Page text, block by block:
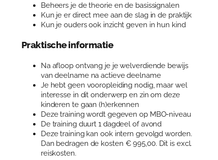
Beheers je de theorie en de basissignalen
Kun je er direct mee aan de slag in de praktijk
Kun je ouders ook inzicht geven in hun kind
Praktische informatie
Na afloop ontvang je je welverdiende bewijs
van deelname na actieve deelname
Je hebt geen vooropleiding nodig, maar wel
interesse in dit onderwerp en zin om deze
kinderen te gaan (h)erkennen
Deze training wordt gegeven op MBO-niveau
De training duurt 1 dagdeel of avond
Deze training kan ook intern gevolgd worden.
Dan bedragen de kosten € 995,00. Dit is excl.
reiskosten.